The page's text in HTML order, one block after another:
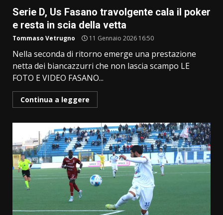
Serie D, Us Fasano travolgente cala il poker
e resta in scia della vetta
Tommaso Vetrugno 11 Gennaio 2026 16:50
Nella seconda di ritorno emerge una prestazione
netta dei biancazzurri che non lascia scampo LE
FOTO E VIDEO FASANO...
Continua a leggere